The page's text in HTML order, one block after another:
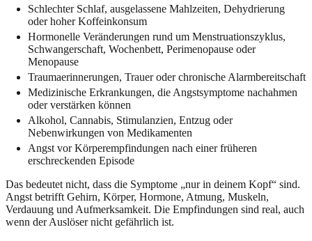
Schlechter Schlaf, ausgelassene Mahlzeiten, Dehydrierung
oder hoher Koffeinkonsum
Hormonelle Veränderungen rund um Menstruationszyklus,
Schwangerschaft, Wochenbett, Perimenopause oder
Menopause
Traumaerinnerungen, Trauer oder chronische Alarmbereitschaft
Medizinische Erkrankungen, die Angstsymptome nachahmen
oder verstärken können
Alkohol, Cannabis, Stimulanzien, Entzug oder
Nebenwirkungen von Medikamenten
Angst vor Körperempfindungen nach einer früheren
erschreckenden Episode
Das bedeutet nicht, dass die Symptome „nur in deinem Kopf“ sind.
Angst betrifft Gehirn, Körper, Hormone, Atmung, Muskeln,
Verdauung und Aufmerksamkeit. Die Empfindungen sind real, auch
wenn der Auslöser nicht gefährlich ist.